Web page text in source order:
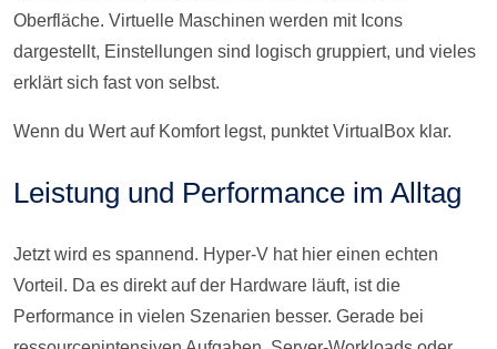
Oberfläche. Virtuelle Maschinen werden mit Icons
dargestellt, Einstellungen sind logisch gruppiert, und vieles
erklärt sich fast von selbst.
Wenn du Wert auf Komfort legst, punktet VirtualBox klar.
Leistung und Performance im Alltag
Jetzt wird es spannend. Hyper-V hat hier einen echten
Vorteil. Da es direkt auf der Hardware läuft, ist die
Performance in vielen Szenarien besser. Gerade bei